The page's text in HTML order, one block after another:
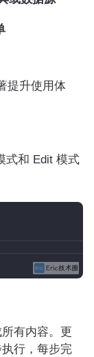
提升使用体
式和 Edit 模式
有内容。更
行，每步完